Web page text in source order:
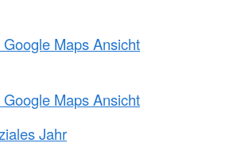
Maps Ansicht
Maps Ansicht
Jahr